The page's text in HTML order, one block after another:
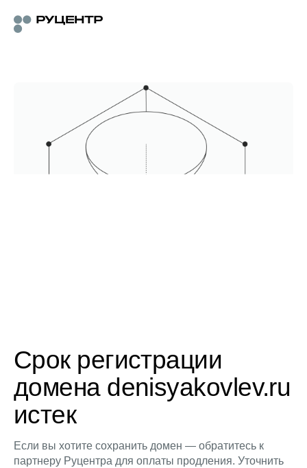
Срок регистрации
домена denisyakovlev.ru
истек
Если вы хотите сохранить домен — обратитесь к
партнеру Руцентра для оплаты продления. Уточнить